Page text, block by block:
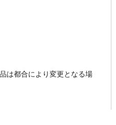
は都合により変更となる場